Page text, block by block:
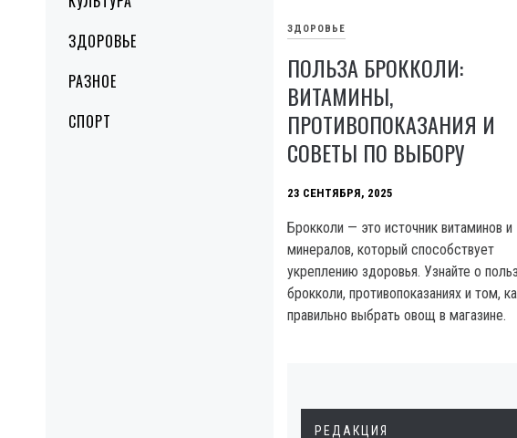
ЗДОРОВЬЕ
РАЗНОЕ
СПОРТ
ЗДОРОВЬЕ
ПОЛЬЗА БРОККОЛИ:
ВИТАМИНЫ,
ПРОТИВОПОКАЗАНИЯ И
СОВЕТЫ ПО ВЫБОРУ
23 СЕНТЯБРЯ, 2025
Брокколи — это источник витаминов и
минералов, который способствует
укреплению здоровья. Узнайте о
брокколи, противопоказаниях и том,
правильно выбрать овощ в магазине.
РЕДАКЦИЯ